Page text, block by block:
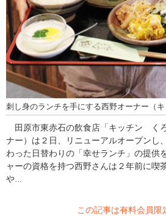
刺し身のランチを手にする西野オーナー（キ
田原市東赤石の飲食店「キッチン く
ナー）は２日、リニューアルオープンし
わった日替わりの「幸せランチ」の提
ャーの資格を持つ西野さんは２年前に喫
や...
この記事は有料会員限